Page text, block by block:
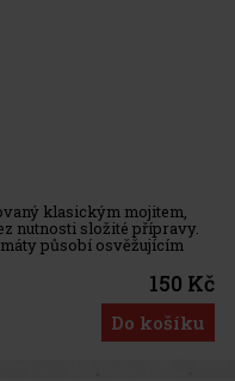
klasickým mojitem,
nutnosti složité přípravy.
působí osvěžujícím
pohody, posez
150 Kč
Do košíku